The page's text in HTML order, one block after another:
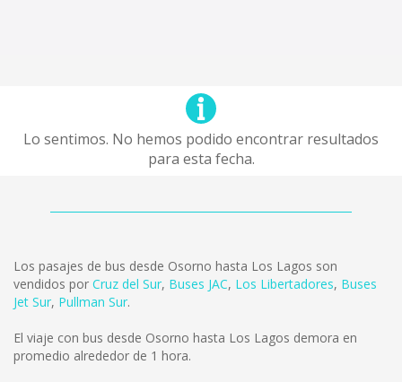
Lo sentimos. No hemos podido encontrar resultados
para esta fecha.
Los pasajes de bus desde Osorno hasta Los Lagos son
vendidos por Cruz del Sur, Buses JAC, Los Libertadores, Buses
Jet Sur, Pullman Sur.
El viaje con bus desde Osorno hasta Los Lagos demora en
promedio alrededor de 1 hora.